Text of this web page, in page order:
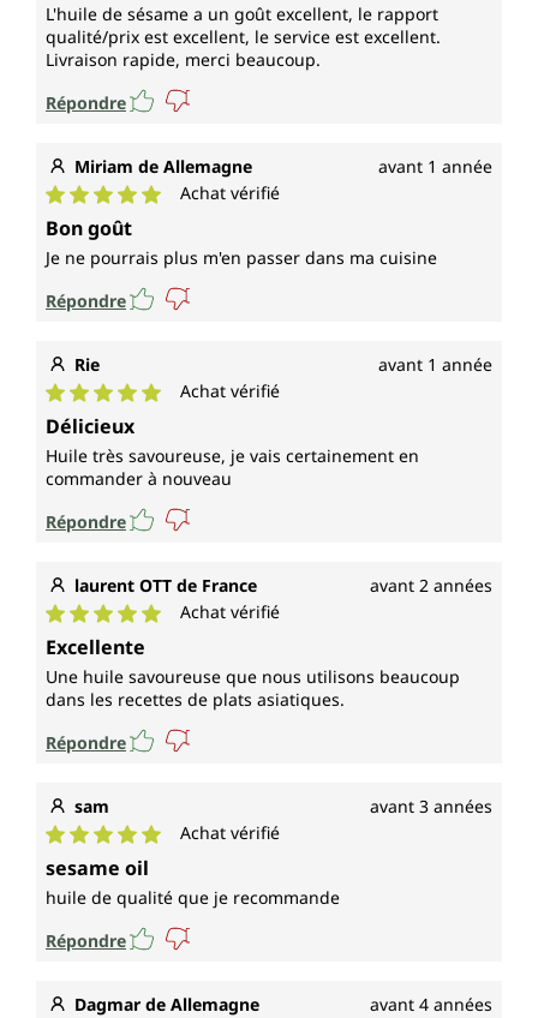
L'huile de sésame a un goût excellent, le rapport
qualité/prix est excellent, le service est excellent.
Livraison rapide, merci beaucoup.
Répondre
Miriam de Allemagne avant 1 année
Note moyenne de 5 sur 5 étoiles
Achat vérifié
Bon goût
Je ne pourrais plus m'en passer dans ma cuisine
Répondre
Rie avant 1 année
Note moyenne de 5 sur 5 étoiles
Achat vérifié
Délicieux
Huile très savoureuse, je vais certainement en
commander à nouveau
Répondre
laurent OTT de France avant 2 années
Note moyenne de 5 sur 5 étoiles
Achat vérifié
Excellente
Une huile savoureuse que nous utilisons beaucoup
dans les recettes de plats asiatiques.
Répondre
sam avant 3 années
Note moyenne de 5 sur 5 étoiles
Achat vérifié
sesame oil
huile de qualité que je recommande
Répondre
Dagmar de Allemagne avant 4 années